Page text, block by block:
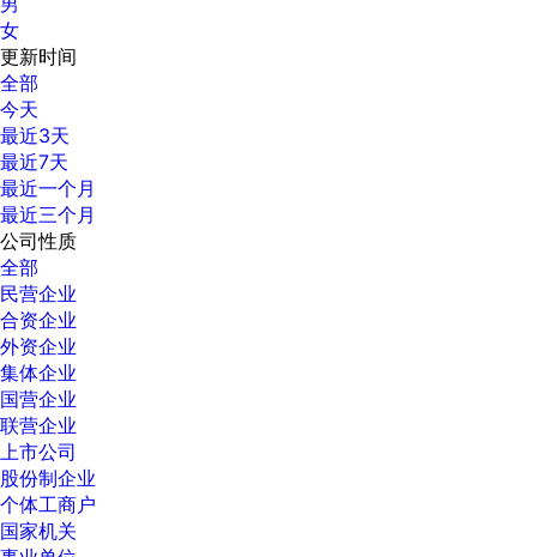
女
更新时间
全部
今天
最近3天
最近7天
最近一个月
最近三个月
公司性质
全部
民营企业
合资企业
外资企业
集体企业
国营企业
联营企业
上市公司
股份制企业
个体工商户
国家机关